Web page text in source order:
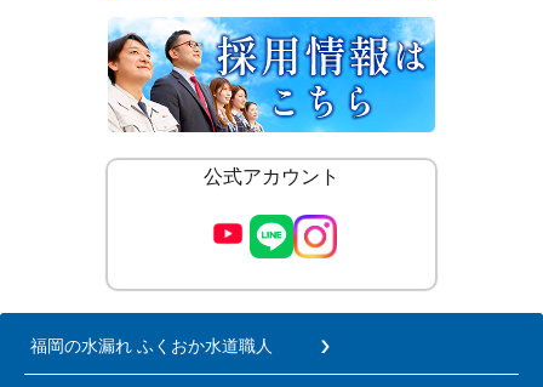
公式アカウント
福岡の水漏れ ふくおか水道職人